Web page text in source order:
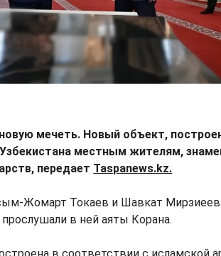
мечеть. Новый объект,
местным жителям,
передает Taspanews.kz.
Жомарт Токаев и Шавкат
в ней аяты Корана.